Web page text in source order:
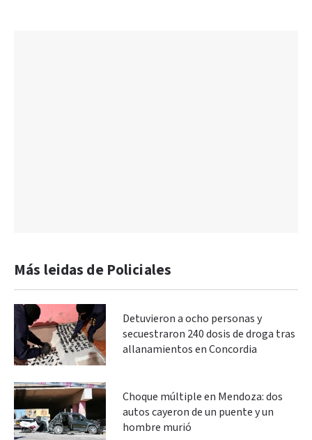
Más leidas de Policiales
Detuvieron a ocho personas y
secuestraron 240 dosis de droga tras
allanamientos en Concordia
Choque múltiple en Mendoza: dos
autos cayeron de un puente y un
hombre murió